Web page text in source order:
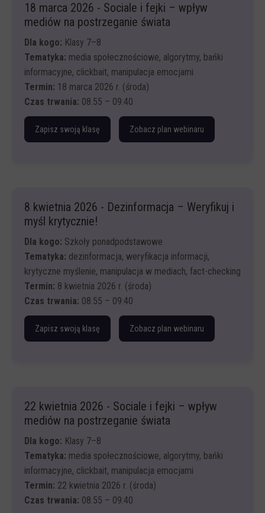
wraz z analizą przykładów:
Metoda krytycznej analizy treści S.P.R.A.W.D.Z.A.M
Ćwiczenie praktyczne: weryfikacja obrazu i kontekstu
Narzędzia
Krótka prezentacja wniosków i omówienie wyników
18 marca 2026 - Sociale i fejki – wpływ
mediów na postrzeganie świata
Dla kogo: Klasy 7–8
Tematyka: media społecznościowe, algorytmy, bańki
informacyjne, clickbait, manipulacja emocjami
Termin: 18 marca 2026 r. (środa)
Czas trwania: 08.55 – 09:40
Zapisz swoją klasę Zobacz plan webinaru
Manipulacje w mediach
8 kwietnia 2026 - Dezinformacja – Weryfikuj i
myśl krytycznie!
Dla kogo: Szkoły ponadpodstawowe
Tematyka: dezinformacja, weryfikacja informacji,
krytyczne myślenie, manipulacja w mediach, fact-checking
Termin: 8 kwietnia 2026 r. (środa)
Czas trwania: 08.55 – 09:40
Zapisz swoją klasę Zobacz plan webinaru
wraz z analizą przykładów:
Metoda krytycznej analizy treści S.P.R.A.W.D.Z.A.M
Ćwiczenie praktyczne: weryfikacja obrazu i kontekstu
Narzędzia
Krótka prezentacja wniosków i omówienie wyników
22 kwietnia 2026 - Sociale i fejki – wpływ
mediów na postrzeganie świata
Dla kogo: Klasy 7–8
Tematyka: media społecznościowe, algorytmy, bańki
informacyjne, clickbait, manipulacja emocjami
Termin: 22 kwietnia 2026 r. (środa)
Czas trwania: 08.55 – 09:40